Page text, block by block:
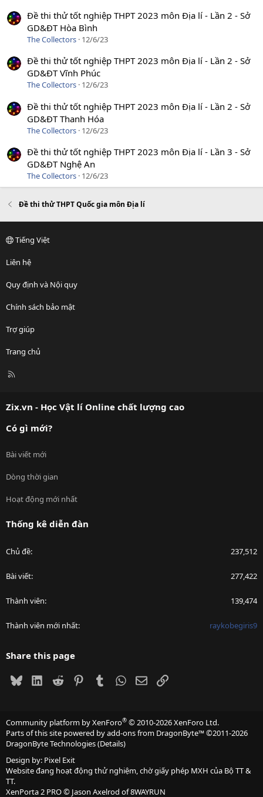
Đề thi thử tốt nghiệp THPT 2023 môn Địa lí - Lần 2 - Sở
GD&ĐT Hòa Bình
The Collectors 12/6/23
Đề thi thử tốt nghiệp THPT 2023 môn Địa lí - Lần 2 - Sở
GD&ĐT Vĩnh Phúc
The Collectors 12/6/23
Đề thi thử tốt nghiệp THPT 2023 môn Địa lí - Lần 2 - Sở
GD&ĐT Thanh Hóa
The Collectors 12/6/23
Đề thi thử tốt nghiệp THPT 2023 môn Địa lí - Lần 3 - Sở
GD&ĐT Nghệ An
The Collectors 12/6/23
Đề thi thử THPT Quốc gia môn Địa lí
Tiếng Việt
Liên hệ
Quy định và Nội quy
Chính sách bảo mật
Trợ giúp
Trang chủ
R
Zix.vn - Học Vật lí Online chất lượng cao
Có gì mới?
Bài viết mới
Dòng thời gian
Hoạt động mới nhất
Thống kê diễn đàn
Chủ đề 237,512
Bài viết 277,422
Thành viên 139,474
Thành viên mới nhất raykobegiris9
Share this page
BlueskyLinkedIn
Reddit PinterestTumblrWhatsApp
EmailLink
Community platform by XenForo® © 2010-2026 XenForo Ltd.
Parts of this site powered byadd-ons from DragonByte™©2011-2026
DragonByte Technologies(Details)
Design by: Pixel Exit
Website đang hoạt động thử nghiệm, chờ giấy phép MXH của Bộ TT &
TT.
XenPorta 2 PRO© Jason Axelrod of8WAYRUN